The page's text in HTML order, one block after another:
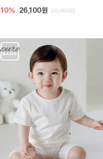
10% 26,100원 29,000원